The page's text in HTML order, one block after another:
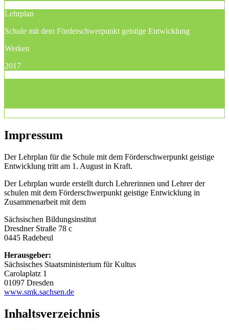
Lehrplan
Schule mit dem Förderschwerpunkt geistige Entwicklung
Werken
2017
Impressum
Der Lehrplan für die Schule mit dem Förderschwerpunkt geistige
Entwicklung tritt am 1. August in Kraft.
Der Lehrplan wurde erstellt durch Lehrerinnen und Lehrer der
schulen mit dem Förderschwerpunkt geistige Entwicklung in
Zusammenarbeit mit dem
Sächsischen Bildungsinstitut
Dresdner Straße 78 c
0445 Radebeul
Herausgeber:
Sächsisches Staatsministerium für Kultus
Carolaplatz 1
01097 Dresden
www.smk.sachsen.de
Inhaltsverzeichnis